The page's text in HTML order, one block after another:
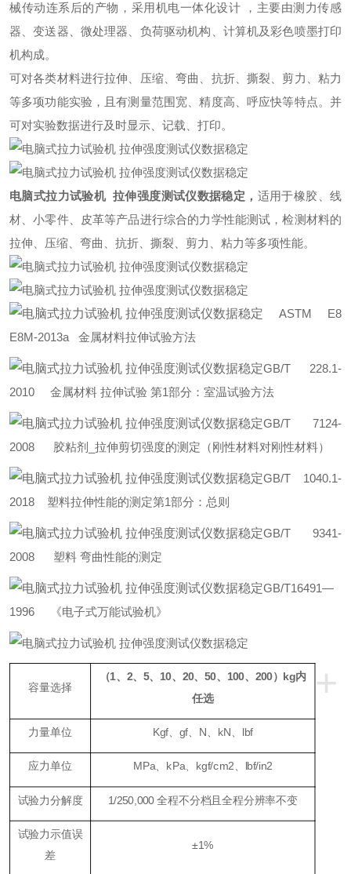
械传动连系后的产物，采用机电一体化设计 ，主要由测力传感
器、变送器、微处理器、负荷驱动机构、计算机及彩色喷墨打印
机构成。
可对各类材料进行拉伸、压缩、弯曲、抗折、撕裂、剪力、粘力
等多项功能实验，且有测量范围宽、精度高、呼应快等特点。并
可对实验数据进行及时显示、记载、打印。
电脑式拉力试验机 拉伸强度测试仪数据稳定 ， 适用于橡胶、线
材、小零件、皮革等产品进行综合的力学性能测试，检测材料的
拉伸、压缩、弯曲、抗折、撕裂、剪力、粘力等多项性能。
ASTM E8
E8M-2013a 金属材料拉伸试验方法
GB/T 228.1-
2010 金属材料 拉伸试验 第1部分：室温试验方法
GB/T 7124-
2008 胶粘剂_拉伸剪切强度的测定（刚性材料对刚性材料）
GB/T 1040.1-
2018 塑料拉伸性能的测定第1部分：总则
GB/T 9341-
2008 塑料 弯曲性能的测定
GB/T16491—
1996 《电子式万能试验机》
+
容量选择
（1、 2、5、10、20、50、100、200）kg内
任选
力量单位 Kgf、gf、N、kN、lbf
应力单位 MPa、kPa、kgf/cm2、lbf/in2
试验力分解度 1/250,000 全程不分档且全程分辨率不变
试验力示值误
差
±1%